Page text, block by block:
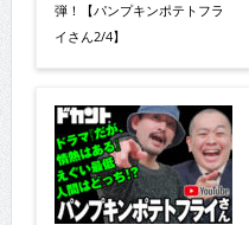
弾！【パンプキンポテトフラ
イさん2/4】